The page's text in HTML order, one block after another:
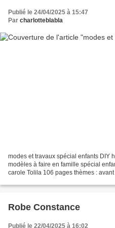
Publié le 24/04/2025 à 15:47
Par charlotteblabla
modes et travaux spécial enfants DIY hors série: modes et travaux 90
modèles à faire en famille spécial
carole Tolila 106 pages thèmes :
Robe Constance
Publié le 22/04/2025 à 16:02